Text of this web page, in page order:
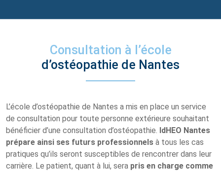
Consultation à l’école
d’ostéopathie de Nantes
L’école d’ostéopathie de Nantes a mis en place un service
de consultation pour toute personne extérieure souhaitant
bénéficier d’une consultation d’ostéopathie. IdHEO Nantes
prépare ainsi ses futurs professionnels à tous les cas
pratiques qu’ils seront susceptibles de rencontrer dans leur
carrière. Le patient, quant à lui, sera pris en charge comme